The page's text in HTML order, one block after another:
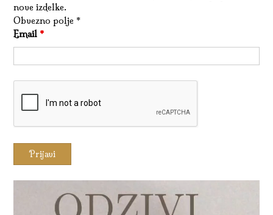
nove izdelke.
Obvezno polje *
Email *